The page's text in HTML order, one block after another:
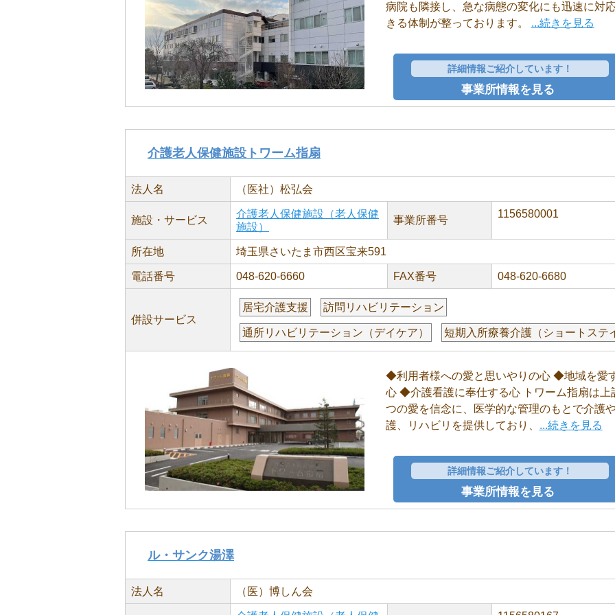
病院も隣接し、急な病態の変化にも迅速に対
きる体制が整っております。 ...続きを見る
詳細情報ご紹介しています！
事業所情報を見る
介護老人保健施設トワーム指扇
法人名 （医社）松弘会
施設・サービス
介護老人保健施設（老人保健
施設）
事業所番号
1156580001
所在地 埼玉県さいたま市西区宝来591
電話番号 048-620-6660 FAX番号 048-620-6680
併設サービス
居宅介護支援 訪問リハビリテーション
通所リハビリテーション（デイケア） 短期入所療養介護（ショートステ
◆利用者様への愛と思いやりの心 ◆地域を愛
心 ◆介護看護に奉仕する心 トワーム指扇は上
つの愛を信念に、医学的な管理のもとで介護
護、リハビリを提供しており、 ...続きを見る
詳細情報ご紹介しています！
事業所情報を見る
ル・サンク湯澤
法人名 （医）博しん会